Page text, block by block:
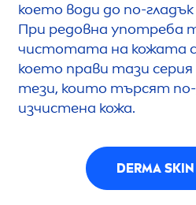
което води до по-
При редовна употреба
чистотата на кожата
което прави тази серия
тези, които търсят по-
изчистена кожа.
DERMA SKIN